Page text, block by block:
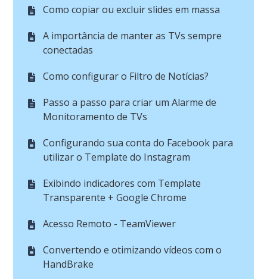
Como copiar ou excluir slides em massa
A importância de manter as TVs sempre
conectadas
Como configurar o Filtro de Notícias?
Passo a passo para criar um Alarme de
Monitoramento de TVs
Configurando sua conta do Facebook para
utilizar o Template do Instagram
Exibindo indicadores com Template
Transparente + Google Chrome
Acesso Remoto - TeamViewer
Convertendo e otimizando vídeos com o
HandBrake